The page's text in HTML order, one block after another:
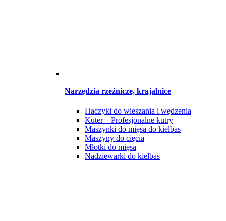
Narzędzia rzeźnicze, krajalnice
Haczyki do wieszania i wędzenia
Kuter – Profesjonalne kutry
Maszynki do mięsa do kiełbas
Maszyny do cięcia
Młotki do mięsa
Nadziewarki do kiełbas